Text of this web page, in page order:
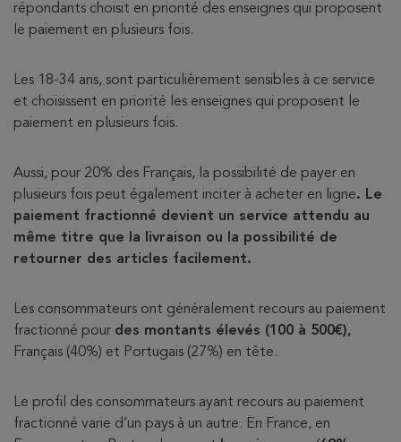
répondants choisit en priorité des enseignes qui proposent
le paiement en plusieurs fois.
Les 18-34 ans, sont particulièrement sensibles à ce service
et choisissent en priorité les enseignes qui proposent le
paiement en plusieurs fois.
Aussi, pour 20% des Français, la possibilité de payer en
plusieurs fois peut également inciter à acheter en ligne. Le
paiement fractionné devient un service attendu au
même titre que la livraison ou la possibilité de
retourner des articles facilement.
Les consommateurs ont généralement recours au paiement
fractionné pour des montants élevés (100 à 500€),
Français (40%) et Portugais (27%) en tête.
Le profil des consommateurs ayant recours au paiement
fractionné varie d’un pays à un autre. En France, en